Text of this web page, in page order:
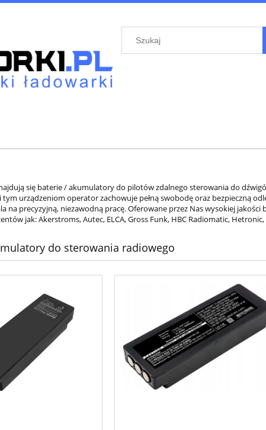
się baterie / akumulatory do pilotów zdalnego sterowania do
tym urządzeniom operator zachowuje pełną swobodę oraz bezpieczną
na precyzyjną, niezawodną pracę. Oferowane przez Nas wysokiej
jak: Akerstroms, Autec, ELCA, Gross Funk, HBC Radiomatic,
do sterowania radiowego